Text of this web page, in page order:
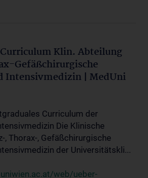
Klin. Abteilung
Gefäßchirurgische
Intensivmedizin | MedUni
Curriculum der
Die Klinische
, Thorax-, Gefäßchirurgische
der Universitätskli...
web/ueber-